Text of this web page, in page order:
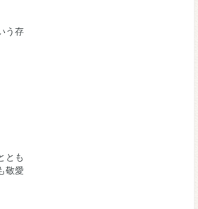
う存
とも
敬愛